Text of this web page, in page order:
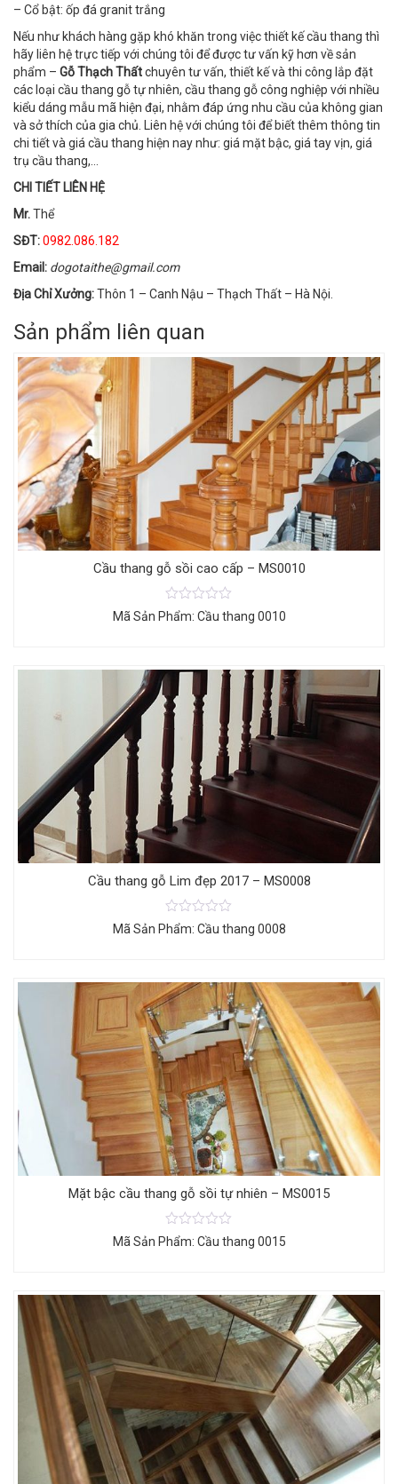
– Cổ bật: ốp đá granit trắng
Nếu như khách hàng gặp khó khăn trong việc thiết kế cầu thang thì
hãy liên hệ trực tiếp với chúng tôi để được tư vấn kỹ hơn về sản
phẩm – Gỗ Thạch Thấtchuyên tư vấn, thiết kế và thi công lắp đặt
các loại cầu thang gỗ tự nhiên, cầu thang gỗ công nghiệp với nhiều
kiểu dáng mẫu mã hiện đại, nhằm đáp ứng nhu cầu của không gian
và sở thích của gia chủ. Liên hệ với chúng tôi để biết thêm thông tin
chi tiết và giá cầu thang hiện nay như: giá mặt bậc, giá tay vịn, giá
trụ cầu thang,…
CHI TIẾT LIÊN HỆ
Mr.Thể
SĐT:0982.086.182
Email: dogotaithe@gmail.com
Địa Chỉ Xưởng:Thôn 1 – Canh Nậu – Thạch Thất – Hà Nội.
Sản phẩm liên quan
Cầu thang gỗ sồi cao cấp – MS0010
Mã Sản Phẩm: Cầu thang 0010
Cầu thang gỗ Lim đẹp 2017 – MS0008
Mã Sản Phẩm: Cầu thang 0008
Mặt bậc cầu thang gỗ sồi tự nhiên – MS0015
Mã Sản Phẩm: Cầu thang 0015